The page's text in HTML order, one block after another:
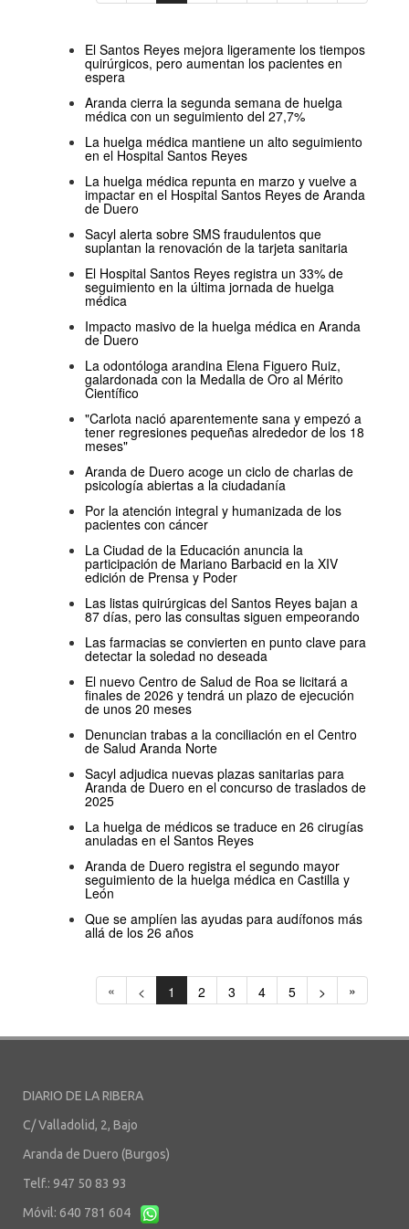
El Santos Reyes mejora ligeramente los tiempos
quirúrgicos, pero aumentan los pacientes en
espera
Aranda cierra la segunda semana de huelga
médica con un seguimiento del 27,7%
La huelga médica mantiene un alto seguimiento
en el Hospital Santos Reyes
La huelga médica repunta en marzo y vuelve a
impactar en el Hospital Santos Reyes de Aranda
de Duero
Sacyl alerta sobre SMS fraudulentos que
suplantan la renovación de la tarjeta sanitaria
El Hospital Santos Reyes registra un 33% de
seguimiento en la última jornada de huelga
médica
Impacto masivo de la huelga médica en Aranda
de Duero
La odontóloga arandina Elena Figuero Ruiz,
galardonada con la Medalla de Oro al Mérito
Científico
"Carlota nació aparentemente sana y empezó a
tener regresiones pequeñas alrededor de los 18
meses"
Aranda de Duero acoge un ciclo de charlas de
psicología abiertas a la ciudadanía
Por la atención integral y humanizada de los
pacientes con cáncer
La Ciudad de la Educación anuncia la
participación de Mariano Barbacid en la XIV
edición de Prensa y Poder
Las listas quirúrgicas del Santos Reyes bajan a
87 días, pero las consultas siguen empeorando
Las farmacias se convierten en punto clave para
detectar la soledad no deseada
El nuevo Centro de Salud de Roa se licitará a
finales de 2026 y tendrá un plazo de ejecución
de unos 20 meses
Denuncian trabas a la conciliación en el Centro
de Salud Aranda Norte
Sacyl adjudica nuevas plazas sanitarias para
Aranda de Duero en el concurso de traslados de
2025
La huelga de médicos se traduce en 26 cirugías
anuladas en el Santos Reyes
Aranda de Duero registra el segundo mayor
seguimiento de la huelga médica en Castilla y
León
Que se amplíen las ayudas para audífonos más
allá de los 26 años
« < 1 2 3 4 5 > »
DIARIO DE LA RIBERA
C/ Valladolid, 2, Bajo
Aranda de Duero (Burgos)
Telf.: 947 50 83 93
Móvil: 640 781 604